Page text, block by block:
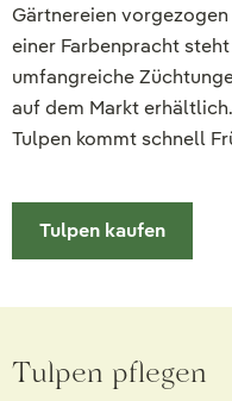
Gärtnereien
einer Farbenpracht
umfangreiche
auf dem Markt
Tulpen kommt schnell
Tulpen kaufen
Tulpen pflegen